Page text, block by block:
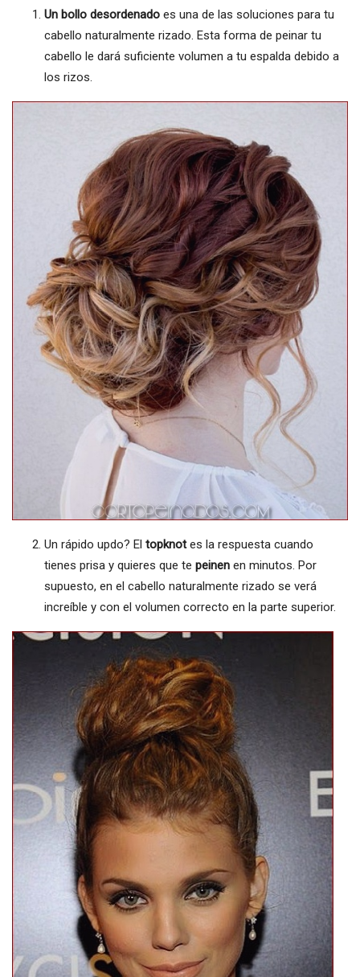
Un bollo desordenado es una de las soluciones para tu
cabello naturalmente rizado. Esta forma de peinar tu
cabello le dará suficiente volumen a tu espalda debido a
los rizos.
Un rápido updo? El topknotes la respuesta cuando
tienes prisa y quieres que te peinen en minutos. Por
supuesto, en el cabello naturalmente rizado se verá
increíble y con el volumen correcto en la parte superior.